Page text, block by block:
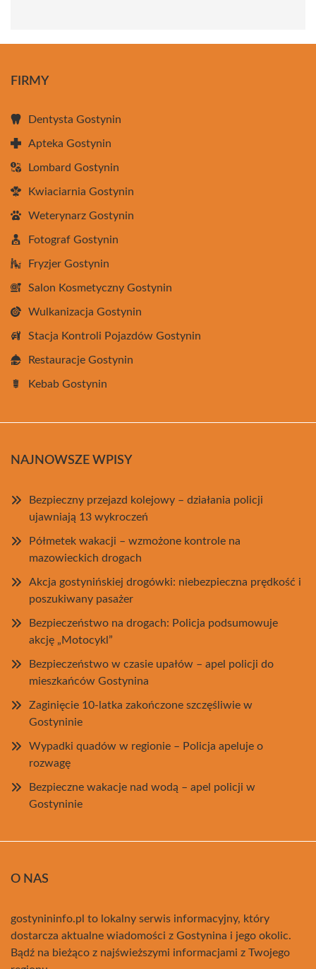
FIRMY
Dentysta Gostynin
Apteka Gostynin
Lombard Gostynin
Kwiaciarnia Gostynin
Weterynarz Gostynin
Fotograf Gostynin
Fryzjer Gostynin
Salon Kosmetyczny Gostynin
Wulkanizacja Gostynin
Stacja Kontroli Pojazdów Gostynin
Restauracje Gostynin
Kebab Gostynin
NAJNOWSZE WPISY
Bezpieczny przejazd kolejowy – działania policji
ujawniają 13 wykroczeń
Półmetek wakacji – wzmożone kontrole na
mazowieckich drogach
Akcja gostynińskiej drogówki: niebezpieczna prędkość i
poszukiwany pasażer
Bezpieczeństwo na drogach: Policja podsumowuje
akcję „Motocykl”
Bezpieczeństwo w czasie upałów – apel policji do
mieszkańców Gostynina
Zaginięcie 10-latka zakończone szczęśliwie w
Gostyninie
Wypadki quadów w regionie – Policja apeluje o
rozwagę
Bezpieczne wakacje nad wodą – apel policji w
Gostyninie
O NAS
gostynininfo.pl to lokalny serwis informacyjny, który
dostarcza aktualne wiadomości z Gostynina i jego okolic.
Bądź na bieżąco z najświeższymi informacjami z Twojego